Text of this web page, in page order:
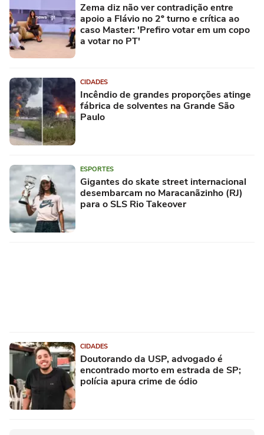
Zema diz não ver contradição entre
apoio a Flávio no 2º turno e crítica ao
caso Master: 'Prefiro votar em um copo
a votar no PT'
CIDADES
Incêndio de grandes proporções atinge
fábrica de solventes na Grande São
Paulo
ESPORTES
Gigantes do skate street internacional
desembarcam no Maracanãzinho (RJ)
para o SLS Rio Takeover
CIDADES
Doutorando da USP, advogado é
encontrado morto em estrada de SP;
polícia apura crime de ódio